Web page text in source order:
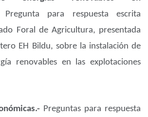
Pregunta para respuesta escrita
Foral de Agricultura, presentada
EH Bildu, sobre la instalación de
renovables en las explotaciones
Preguntas para respuesta